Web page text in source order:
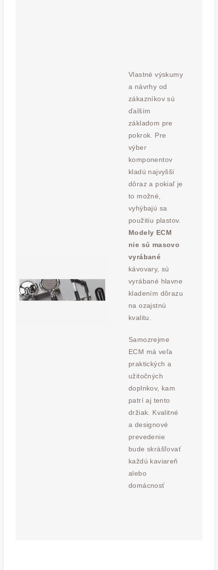
Vlastné výskumy
a návrhy od
zákazníkov sú
ďalším
základom pre
pokrok. Pre
výber
komponentov
kladú najvyšší
dôraz a pokiaľ je
to možné,
vyhýbajú sa
použitiu plastov.
Modely ECM
nie sú masovo
vyrábané
kávovary, sú
vyrábané hlavne
kladením dôrazu
na ozajstnú
kvalitu.
Samozrejme
ECM má veľa
praktických a
užitočných
doplnkov, kam
patrí aj tento
držiak. Kvalitné
a designové
prevedenie
bude skrášľovať
každú kaviareň
alebo
domácnosť